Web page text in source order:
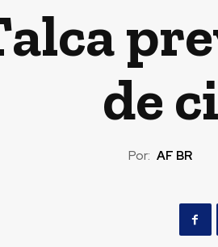
de
Por: AF BR